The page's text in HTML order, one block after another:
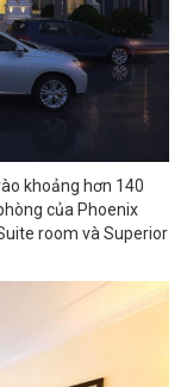
khoảng hơn 140
của Phoenix
room và Superior